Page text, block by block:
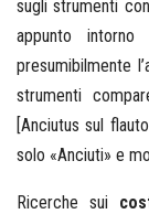
sugli strumenti
appunto
presumibilmente
strumenti
[Anciutus sul
solo «Anciuti» e
Ricerche sui